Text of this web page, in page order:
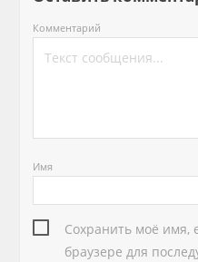
Комментарий
Имя
Сохранить моё имя,
браузере для